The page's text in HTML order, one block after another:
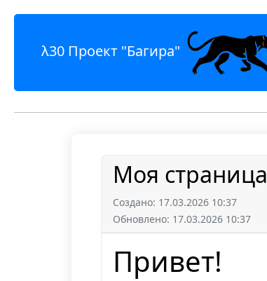
λ30 Проект "Багира"
Моя страница
Создано: 17.03.2026 10:37
Обновлено: 17.03.2026 10:37
Привет!